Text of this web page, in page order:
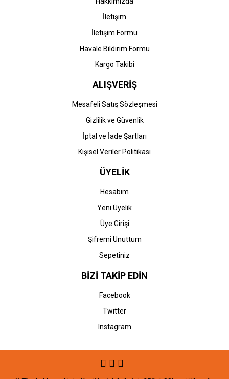
İletişim
İletişim Formu
Havale Bildirim Formu
Kargo Takibi
ALIŞVERİŞ
Mesafeli Satış Sözleşmesi
Gizlilik ve Güvenlik
İptal ve İade Şartları
Kişisel Veriler Politikası
ÜYELİK
Hesabım
Yeni Üyelik
Üye Girişi
Şifremi Unuttum
Sepetiniz
BİZİ TAKİP EDİN
Facebook
Twitter
Instagram